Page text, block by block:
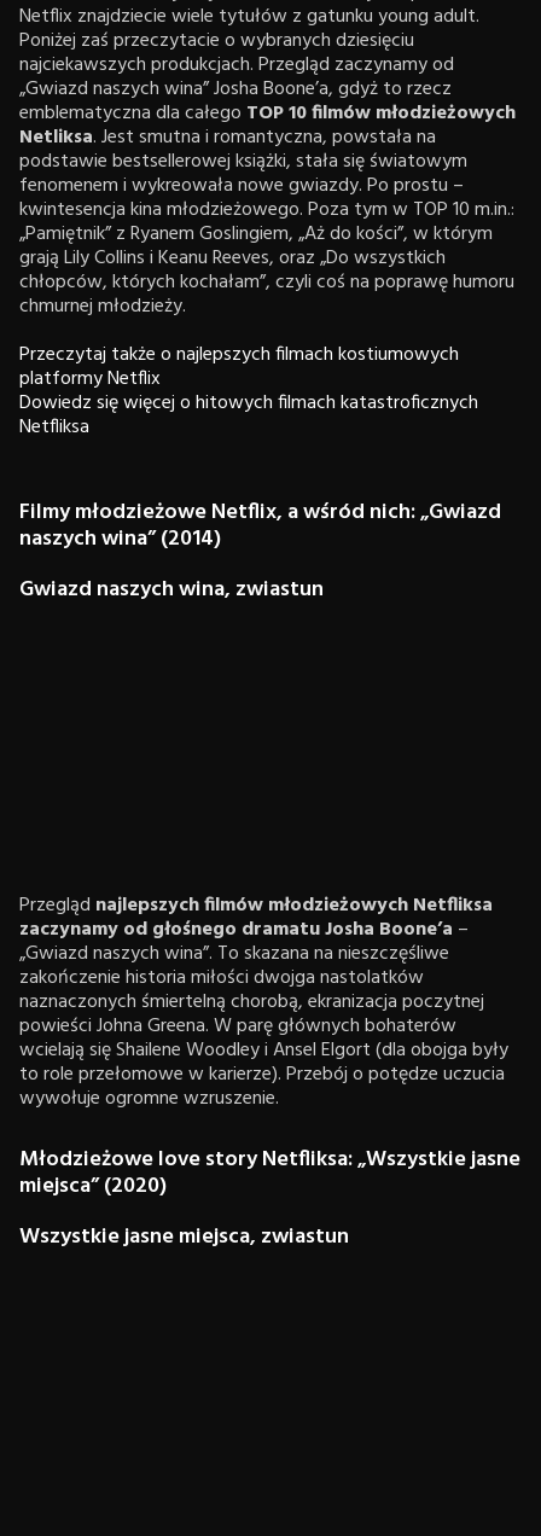
Netflix znajdziecie wiele tytułów z gatunku young adult.
Poniżej zaś przeczytacie o wybranych dziesięciu
najciekawszych produkcjach. Przegląd zaczynamy od
„Gwiazd naszych wina” Josha Boone’a, gdyż to rzecz
emblematyczna dla całego TOP 10 filmów młodzieżowych
Netliksa. Jest smutna i romantyczna, powstała na
podstawie bestsellerowej książki, stała się światowym
fenomenem i wykreowała nowe gwiazdy. Po prostu –
kwintesencja kina młodzieżowego. Poza tym w TOP 10 m.in.:
„Pamiętnik” z Ryanem Goslingiem, „Aż do kości”, w którym
grają Lily Collins i Keanu Reeves, oraz „Do wszystkich
chłopców, których kochałam”, czyli coś na poprawę humoru
chmurnej młodzieży.
Przeczytaj także o najlepszych filmach kostiumowych
platformy Netflix
Dowiedz się więcej o hitowych filmach katastroficznych
Netfliksa
Filmy młodzieżowe Netflix, a wśród nich: „Gwiazd
naszych wina” (2014)
Gwiazd naszych wina, zwiastun
Przegląd najlepszych filmów młodzieżowych Netfliksa
zaczynamy od głośnego dramatu Josha Boone’a –
„Gwiazd naszych wina”. To skazana na nieszczęśliwe
zakończenie historia miłości dwojga nastolatków
naznaczonych śmiertelną chorobą, ekranizacja poczytnej
powieści Johna Greena. W parę głównych bohaterów
wcielają się Shailene Woodley i Ansel Elgort (dla obojga były
to role przełomowe w karierze). Przebój o potędze uczucia
wywołuje ogromne wzruszenie.
Młodzieżowe love story Netfliksa: „Wszystkie jasne
miejsca” (2020)
Wszystkie jasne miejsca, zwiastun